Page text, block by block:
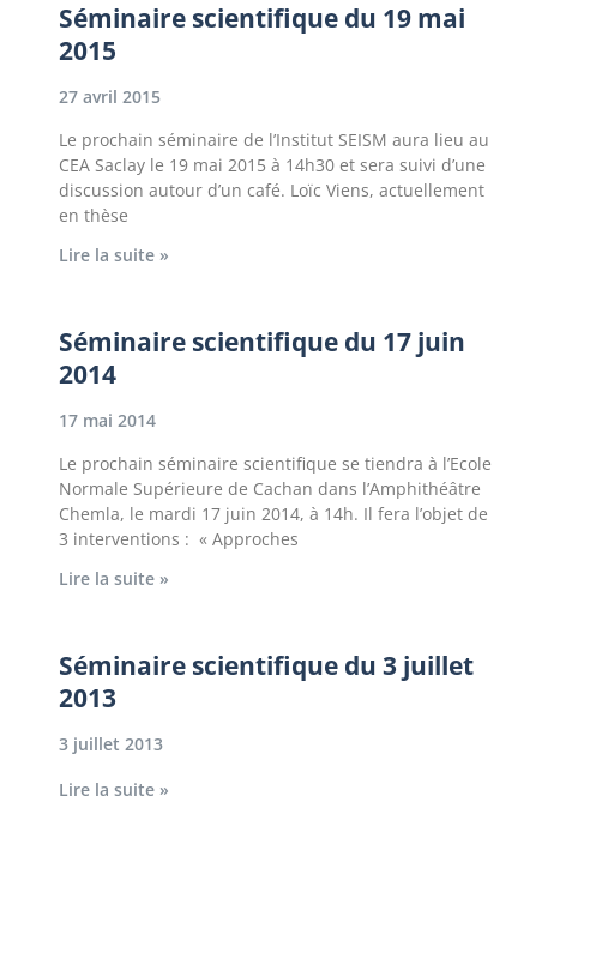
Séminaire scientifique du 19 mai
2015
27 avril 2015
Le prochain séminaire de l’Institut SEISM aura lieu au
CEA Saclay le 19 mai 2015 à 14h30 et sera suivi d’une
discussion autour d’un café. Loïc Viens, actuellement
en thèse
Lire la suite »
Séminaire scientifique du 17 juin
2014
17 mai 2014
Le prochain séminaire scientifique se tiendra à l’Ecole
Normale Supérieure de Cachan dans l’Amphithéâtre
Chemla, le mardi 17 juin 2014, à 14h. Il fera l’objet de
3 interventions : « Approches
Lire la suite »
Séminaire scientifique du 3 juillet
2013
3 juillet 2013
Lire la suite »